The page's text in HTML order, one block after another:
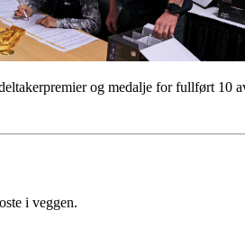
og medalje for fullført 10
i veggen.